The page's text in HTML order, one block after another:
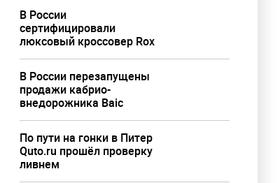
В России
сертифицировали
люксовый кроссовер Rox
В России перезапущены
продажи кабрио-
внедорожника Baic
По пути на гонки в Питер
Quto.ru прошёл проверку
ливнем